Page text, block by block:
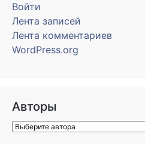
Войти
Лента записей
Лента комментариев
WordPress.org
Авторы